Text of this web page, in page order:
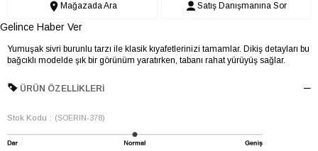
Mağazada Ara Satış Danışmanına Sor
Gelince Haber Ver
Yumuşak sivri burunlu tarzı ile klasik kıyafetlerinizi tamamlar. Dikiş detayları bu
bağcıklı modelde şık bir görünüm yaratırken, tabanı rahat yürüyüş sağlar.
ÜRÜN ÖZELLIKLERI
Stok Kodu (SOERIN-378)